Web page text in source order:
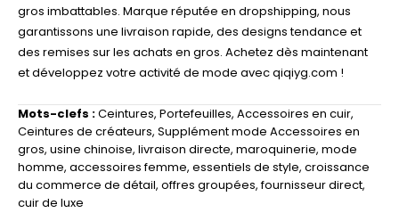
gros imbattables. Marque réputée en dropshipping, nous
garantissons une livraison rapide, des designs tendance et
des remises sur les achats en gros. Achetez dès maintenant
et développez votre activité de mode avec qiqiyg.com !
Mots-clefs :Ceintures, Portefeuilles, Accessoires en cuir,
Ceintures de créateurs, Supplément mode Accessoires en
gros, usine chinoise, livraison directe, maroquinerie, mode
homme, accessoires femme, essentiels de style, croissance
du commerce de détail, offres groupées,fournisseur direct,
cuir de luxe